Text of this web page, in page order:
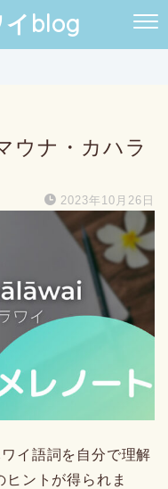
イblog
ウナ・カハラ
2023年10月26日
イ語詞を自分で理解
ヒントが得られま